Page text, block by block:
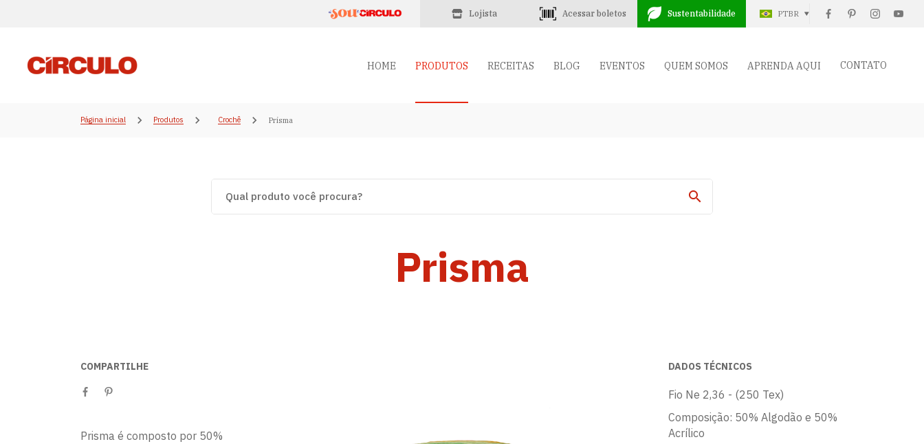
Lojista Acessar boletos Sustentabilidade PTBR
HOME PRODUTOS RECEITAS BLOG EVENTOS QUEM SOMOS APRENDA AQUI CONTATO
Página inicial Produtos Crochê Prisma
Prisma
COMPARTILHE
Prisma é composto por 50%
DADOS TÉCNICOS
Fio Ne 2,36 - (250 Tex)
Composição: 50% Algodão e 50%
Acrílico